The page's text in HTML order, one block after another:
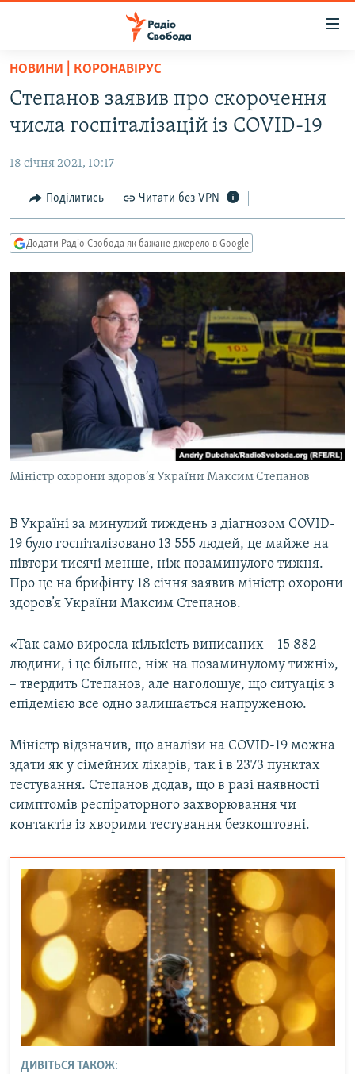
Перейти
основного
матеріалу
до
навігації
Перейти
до
ПОЛІТИКА
ЕКОНОМІКА
КУЛЬТУРА
ВІЙНА
РОСІЙСЬКА «ФІЛЬТРАЦІЯ»
КРИМ.РЕАЛІЇ
КИТАЙ.ВИКЛИКИ
МУЛЬТИМЕДІА
СПЕЦПРОЄКТИ
ПОДКАСТИ
РУС
УКР
КТАТ
НОВИНИ | КОРОНАВІРУС
Степанов заявив про скорочення
числа госпіталізацій із COVID-19
18 січня 2021, 10:17
Поділитись Читати без VPN
Додати Радіо Свобода як бажане джерело в Google
Міністр охорони здоров’я України Максим Степанов
В Україні за минулий тиждень з діагнозом COVID-
19 було госпіталізовано 13 555 людей, це майже на
півтори тисячі менше, ніж позаминулого тижня.
Про це на брифінгу 18 січня заявив міністр охорони
здоров’я України Максим Степанов.
«Так само виросла кількість виписаних – 15 882
людини, і це більше, ніж на позаминулому тижні»,
– твердить Степанов, але наголошує, що ситуація з
епідемією все одно залишається напруженою.
Міністр відзначив, що аналізи на COVID-19 можна
здати як у сімейних лікарів, так і в 2373 пунктах
тестування. Степанов додав, що в разі наявності
симптомів респіраторного захворювання чи
контактів із хворими тестування безкоштовні.
ДИВІТЬСЯ ТАКОЖ: